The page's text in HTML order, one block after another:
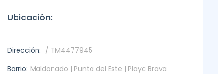
Ubicación:
Dirección: / TM4477945
Barrio: Maldonado | Punta del Este | Playa Brava